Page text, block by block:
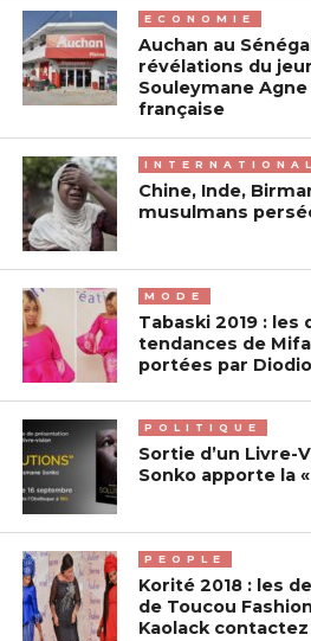
ECONOMIE
Auchan au
révélations du
Souleymane
française
INTERNATIONAL
Chine, Inde,
musulmans
MODE
Tabaski 2019 : les
tendances de
portées par
POLITIQUE
Sortie d’un Livre-
Sonko apporte la
PEOPLE
Korité 2018 : les
de Toucou
Kaolack